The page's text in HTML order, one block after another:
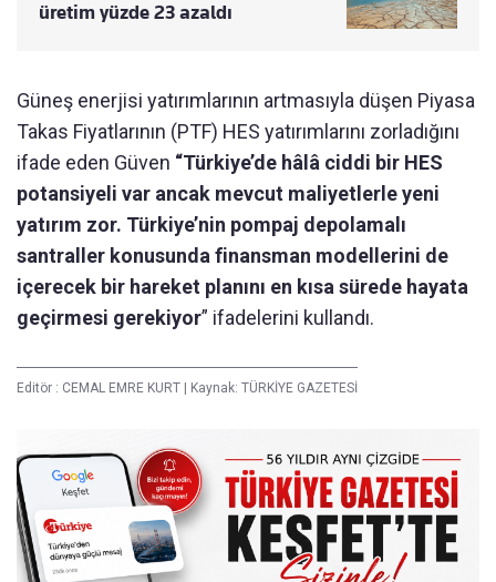
üretim yüzde 23 azaldı
Güneş enerjisi yatırımlarının artmasıyla düşen Piyasa
Takas Fiyatlarının (PTF) HES yatırımlarını zorladığını
ifade eden Güven “Türkiye’de hâlâ ciddi bir HES
potansiyeli var ancak mevcut maliyetlerle yeni
yatırım zor. Türkiye’nin pompaj depolamalı
santraller konusunda finansman modellerini de
içerecek bir hareket planını en kısa sürede hayata
geçirmesi gerekiyor” ifadelerini kullandı.
Editör : CEMAL EMRE KURT Kaynak: TÜRKİYE GAZETESİ